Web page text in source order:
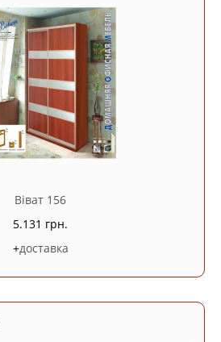
Віват 156
5.131 грн.
+доставка